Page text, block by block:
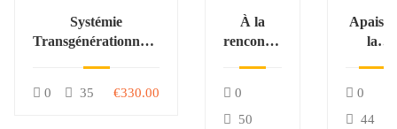
Systémie
Transgénérationnelle
0 35 €330.00
À la
rencontre
totems
0
50
Apaiser
la
0
44